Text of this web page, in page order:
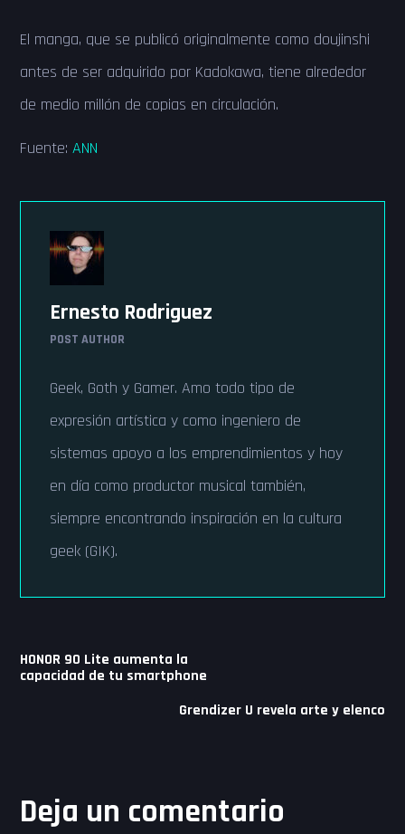
El manga, que se publicó originalmente como doujinshi
antes de ser adquirido por Kadokawa, tiene alrededor
de medio millón de copias en circulación.
Fuente: ANN
Ernesto Rodriguez
POST AUTHOR
Geek, Goth y Gamer. Amo todo tipo de
expresión artística y como ingeniero de
sistemas apoyo a los emprendimientos y hoy
en día como productor musical también,
siempre encontrando inspiración en la cultura
geek (GIK).
Navegación
de
HONOR 90 Lite aumenta la
capacidad de tu smartphone
Grendizer U revela arte y elenco
Deja un comentario